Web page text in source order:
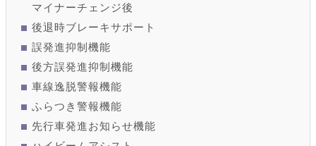
マイナーチェンジ後
後退時ブレーキサポート
誤発進抑制機能
後方誤発進抑制機能
車線逸脱警報機能
ふらつき警報機能
先行車発進お知らせ機能